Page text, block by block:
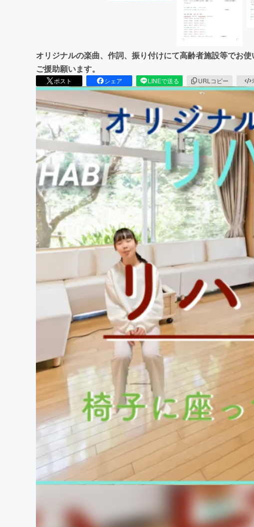
オリジナルの楽曲、作詞、振り付けにて高齢者施設等でお
ご援助願います。
ポスト シェア LINEで送る URLコピー